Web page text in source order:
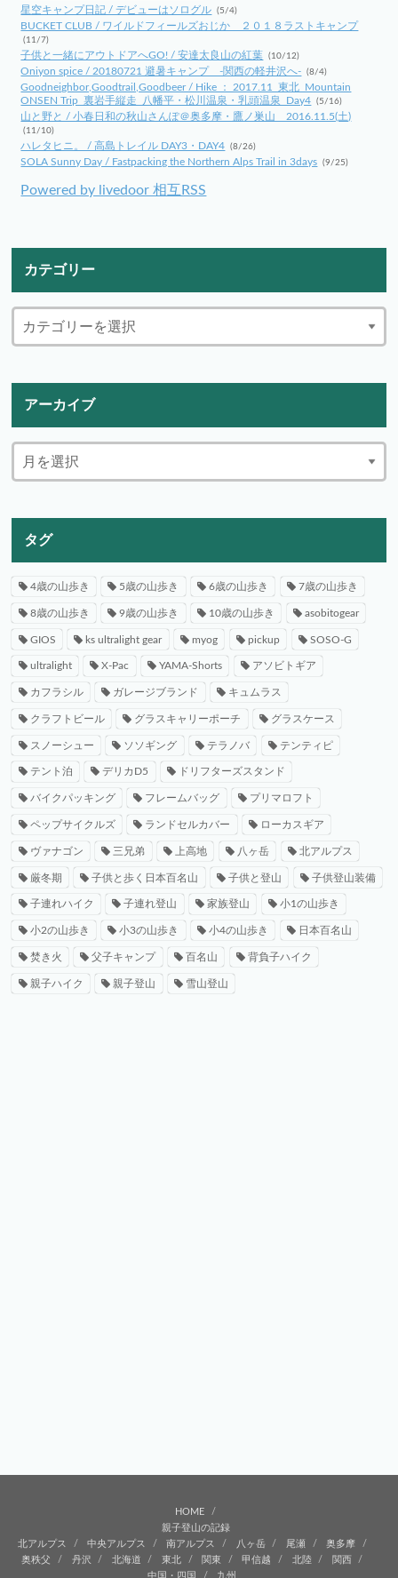
星空キャンプ日記 / デビューはソログル (5/4)
BUCKET CLUB / ワイルドフィールズおじか ２０１８ラストキャンプ
(11/7)
子供と一緒にアウトドアへGO! / 安達太良山の紅葉 (10/12)
Oniyon spice / 20180721 避暑キャンプ -関西の軽井沢へ- (8/4)
Goodneighbor,Goodtrail,Goodbeer / Hike ： 2017.11_東北_Mountain
ONSEN Trip_裏岩手縦走_八幡平・松川温泉・乳頭温泉_Day4 (5/16)
山と野と / 小春日和の秋山さんぽ＠奥多摩・鷹ノ巣山 2016.11.5(土)
(11/10)
ハレタヒニ。 / 高島トレイル DAY3・DAY4 (8/26)
SOLA Sunny Day / Fastpacking the Northern Alps Trail in 3days (9/25)
Powered by livedoor 相互RSS
カテゴリー
アーカイブ
タグ
4歳の山歩き 5歳の山歩き 6歳の山歩き 7歳の山歩き
8歳の山歩き 9歳の山歩き 10歳の山歩き asobitogear
GIOS ks ultralight gear myog pickup SOSO-G
ultralight X-Pac YAMA-Shorts アソビトギア
カフラシル ガレージブランド キュムラス
クラフトビール グラスキャリーポーチ グラスケース
スノーシュー ソソギング テラノバ テンティピ
テント泊 デリカD5 ドリフターズスタンド
バイクパッキング フレームバッグ プリマロフト
ペップサイクルズ ランドセルカバー ローカスギア
ヴァナゴン 三兄弟 上高地 八ヶ岳 北アルプス
厳冬期 子供と歩く日本百名山 子供と登山 子供登山装備
子連れハイク 子連れ登山 家族登山 小1の山歩き
小2の山歩き 小3の山歩き 小4の山歩き 日本百名山
焚き火 父子キャンプ 百名山 背負子ハイク
親子ハイク 親子登山 雪山登山
HOME
親子登山の記録
北アルプス
中央アルプス 南アルプス 八ヶ岳 尾瀬
奥多摩
奥秩父
丹沢 北海道 東北 関東 甲信越 北陸
関西
中国・四国
九州